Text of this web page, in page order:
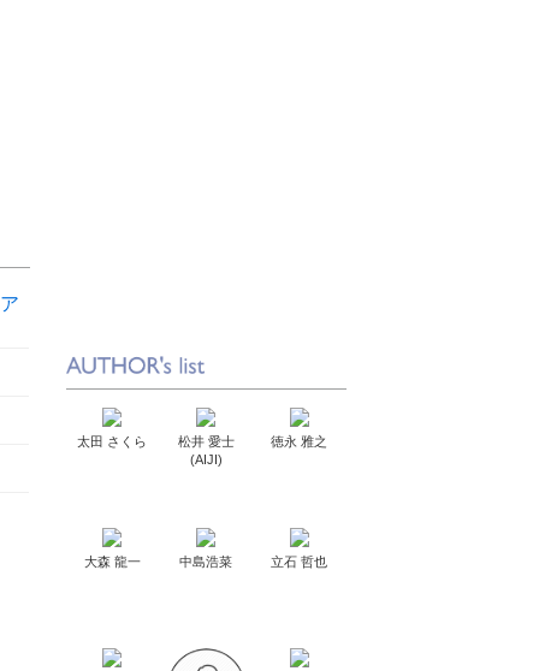
太田 さくら
松井 愛士
(AIJI)
徳永 雅之
大森 龍一 中島浩菜 立石 哲也